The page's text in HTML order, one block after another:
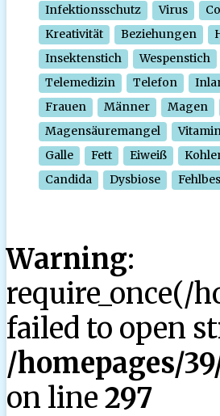
Infektionsschutz
Virus
Kreativität
Beziehungen
Insektenstich
Wespenstich
Telemedizin
Telefon
Frauen
Männer Magen
Magensäuremangel
Galle
Fett Eiweiß
Candida
Dysbiose
Warning:
require_once(/
failed to open
/homepages/
on line 297